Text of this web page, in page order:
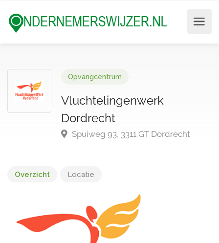
Opvangcentrum
Vluchtelingenwerk
Dordrecht
Spuiweg 93, 3311 GT Dordrecht
Overzicht Locatie